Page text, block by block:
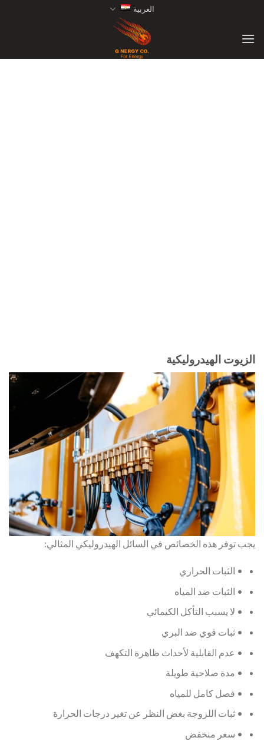
content
العربية
الزيوت الهيدروليكية
يجب توفر هذه الخصائص في السائل الهيدروليكي المثالي:
• الثبات الحراري
• الثبات ضد المياه
• لا يسبب التأكل الكيمائي
• ثبات قوي ضد البري
• عدم القابلية لأحداث ظاهرة التكهف
• مدة صلاحية طويلة
• فصل كامل للمياه
• ثبات اللزوجة بغض النظر عن تغير درجات الحرارة
• سعر منخفض